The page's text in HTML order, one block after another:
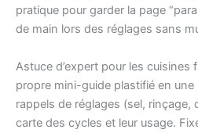
pratique pour garder la page
de main lors des réglages sans
Astuce d’expert pour les cuisines
propre mini-guide plastifié en une
rappels de réglages (sel, rinçage,
carte des cycles et leur usage.